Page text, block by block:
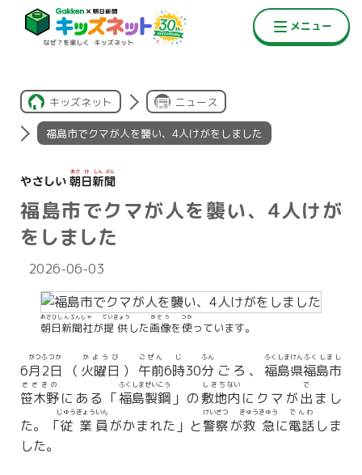
キッズネット ニュース
福島市でクマが人を襲い、4人けがをしました
福島市でクマが人を襲い、4人けが
をしました
2026-06-03
朝日新聞社
あさひしんぶんしゃ
が提供
ていきょう
した画像
がぞう
を使
つか
っています。
6月
がつ
2日
ふつか
（ 火曜日
かようび
） 午前
ごぜん
6時
じ
30分
ふん
ごろ、 福島県
ふくしまけん
福島市
ふくしまし
笹木野
ささきの
にある「福島
ふくしま
製鋼
せいこう
」の敷地
しきち
内
ない
にクマが出
で
まし
た。「従業
じゅうぎょう
員
いん
がかまれた」と警察
けいさつ
が救急
きゅうきゅう
に電話
でんわ
しま
した。